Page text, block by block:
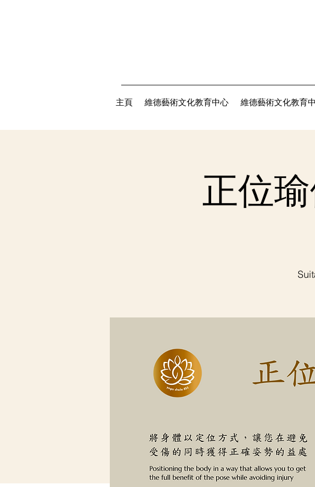
主頁 維德藝術文化教育中心 維德藝術文化教育
正位